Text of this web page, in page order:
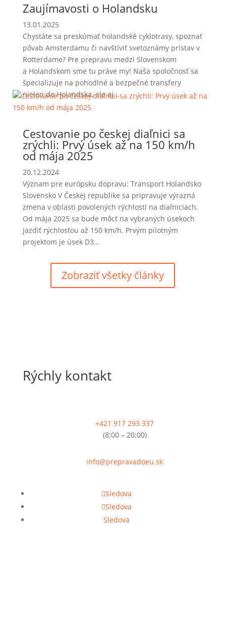
Zaujímavosti o Holandsku
13.01.2025
Chystáte sa preskúmať holandské cyklotrasy, spoznať
pôvab Amsterdamu či navštíviť svetoznámy prístav v
Rotterdame? Pre prepravu medzi Slovenskom
a Holandskom sme tu práve my! Naša spoločnosť sa
špecializuje na pohodlné a bezpečné transfery
nielen do Holandska, ale aj...
Cestovanie po českej diaľnici sa
zrýchli: Prvý úsek až na 150 km/h
od mája 2025
20.12.2024
Význam pre európsku dopravu: Transport Holandsko
Slovensko V Českej republike sa pripravuje výrazná
zmena v oblasti povolených rýchlostí na diaľniciach.
Od mája 2025 sa bude môcť na vybraných úsekoch
jazdiť rýchlosťou až 150 km/h. Prvým pilotným
projektom je úsek D3...
Zobraziť všetky články
Rýchly kontakt
+421 917 293 337
(8:00 – 20:00)
info@prepravadoeu.sk
Sledova
Sledova
Sledova